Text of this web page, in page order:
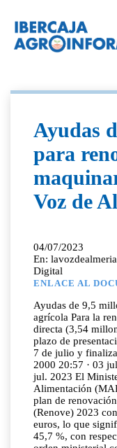
Ayudas
para
Voz de
04/07/2023
En:
Digital
ENLACE AL
Ayudas de 9,5
agrícola Para la
directa (3,54
plazo de
7 de julio y
2000 20:57 · 03
jul. 2023 El
Alimentación
plan de
(Renove) 2023
euros, lo que
45,7 %, con